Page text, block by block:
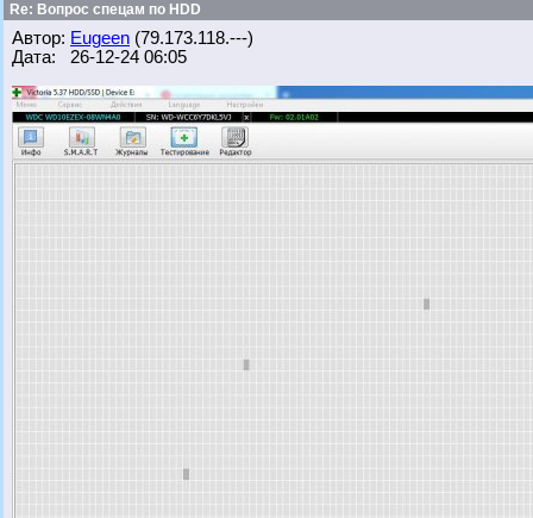
Re: Вопрос спецам по HDD
Автор: Eugeen (79.173.118.---)
Дата: 26-12-24 06:05